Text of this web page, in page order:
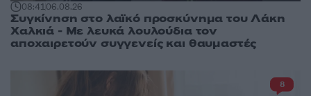
08:4106.08.26
Συγκίνηση στο λαϊκό προσκύνημα του Λάκη
Χαλκιά - Με λευκά λουλούδια τον
αποχαιρετούν συγγενείς και θαυμαστές
8